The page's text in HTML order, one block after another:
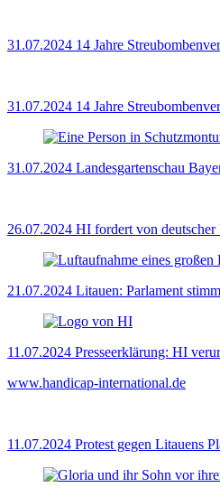
31.07.2024 14 Jahre
31.07.2024 14 Jahre
31.07.2024 Landesgartenschau
26.07.2024 HI fordert von
21.07.2024 Litauen: Parlament
11.07.2024 Presseerklärung: HI
www.handicap-international.de
11.07.2024 Protest gegen Litauens